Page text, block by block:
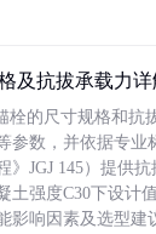
及抗拔承载力详
栓的尺寸规格和抗
参数，并依据专业
》JGJ 145）提供
强度C30下设计值
影响因素及选型建